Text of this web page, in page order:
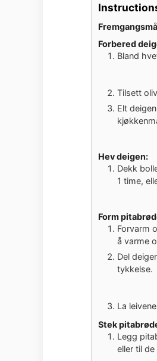
Forbered
Bland
Tilsett
Elt
Hev deigen:
Dekk
1 time,
Form
Forvarm
å varme
Del
tykkelse.
La
Stek
Legg
eller til